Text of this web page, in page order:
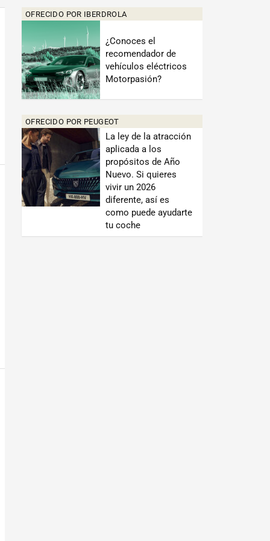
OFRECIDO POR IBERDROLA
¿Conoces el
recomendador de
vehículos eléctricos
Motorpasión?
OFRECIDO POR PEUGEOT
La ley de la atracción
aplicada a los
propósitos de Año
Nuevo. Si quieres
vivir un 2026
diferente, así es
como puede ayudarte
tu coche